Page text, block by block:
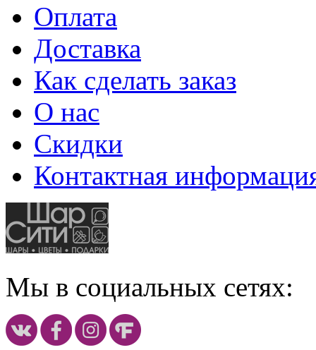
Оплата
Доставка
Как сделать заказ
О нас
Скидки
Контактная
Мы в социальных сетях: